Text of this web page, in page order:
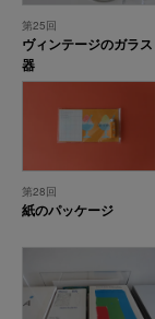
第25回
ヴィンテージのガラス
器
第28回
紙のパッケージ